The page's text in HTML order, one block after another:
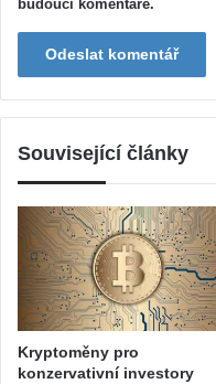
budoucí komentáře.
Související články
Kryptoměny pro
konzervativní investory